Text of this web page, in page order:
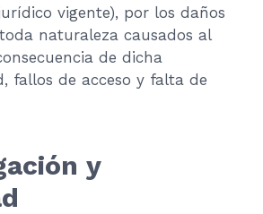
vigente), por los daños
naturaleza causados ​​al
de dicha
fallos de acceso y falta de
y